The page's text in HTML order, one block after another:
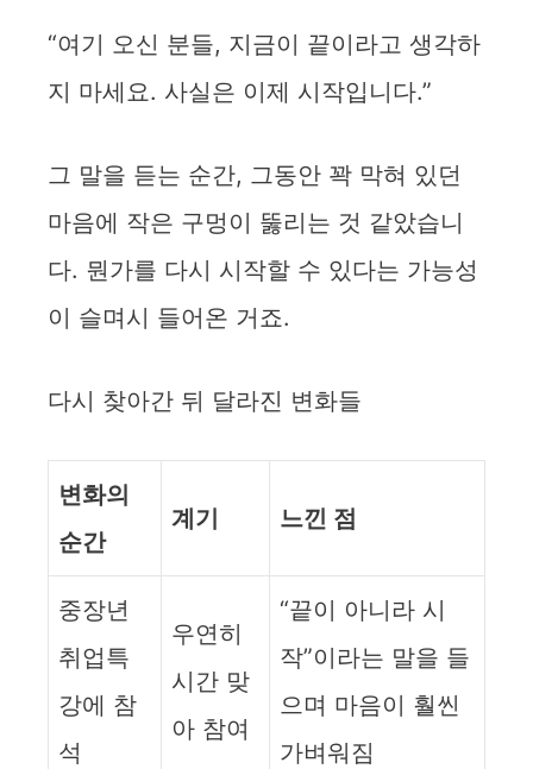
“여기 오신 분들, 지금이 끝이라고 생각하
지 마세요. 사실은 이제 시작입니다.”
그 말을 듣는 순간, 그동안 꽉 막혀 있던
마음에 작은 구멍이 뚫리는 것 같았습니
다. 뭔가를 다시 시작할 수 있다는 가능성
이 슬며시 들어온 거죠.
다시 찾아간 뒤 달라진 변화들
변화의
순간
계기 느낀 점
중장년
취업특
강에 참
석
우연히
시간 맞
아 참여
“끝이 아니라 시
작”이라는 말을 들
으며 마음이 훨씬
가벼워짐